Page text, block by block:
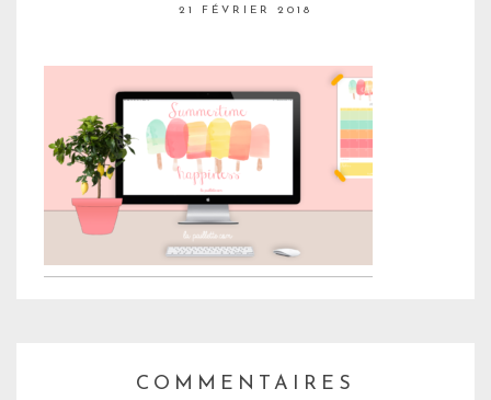
21 FÉVRIER 2018
COMMENTAIRES